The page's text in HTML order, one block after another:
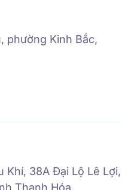
phường Kinh Bắc,
Khí, 38A Đại Lộ Lê Lợi,
Thanh Hóa.